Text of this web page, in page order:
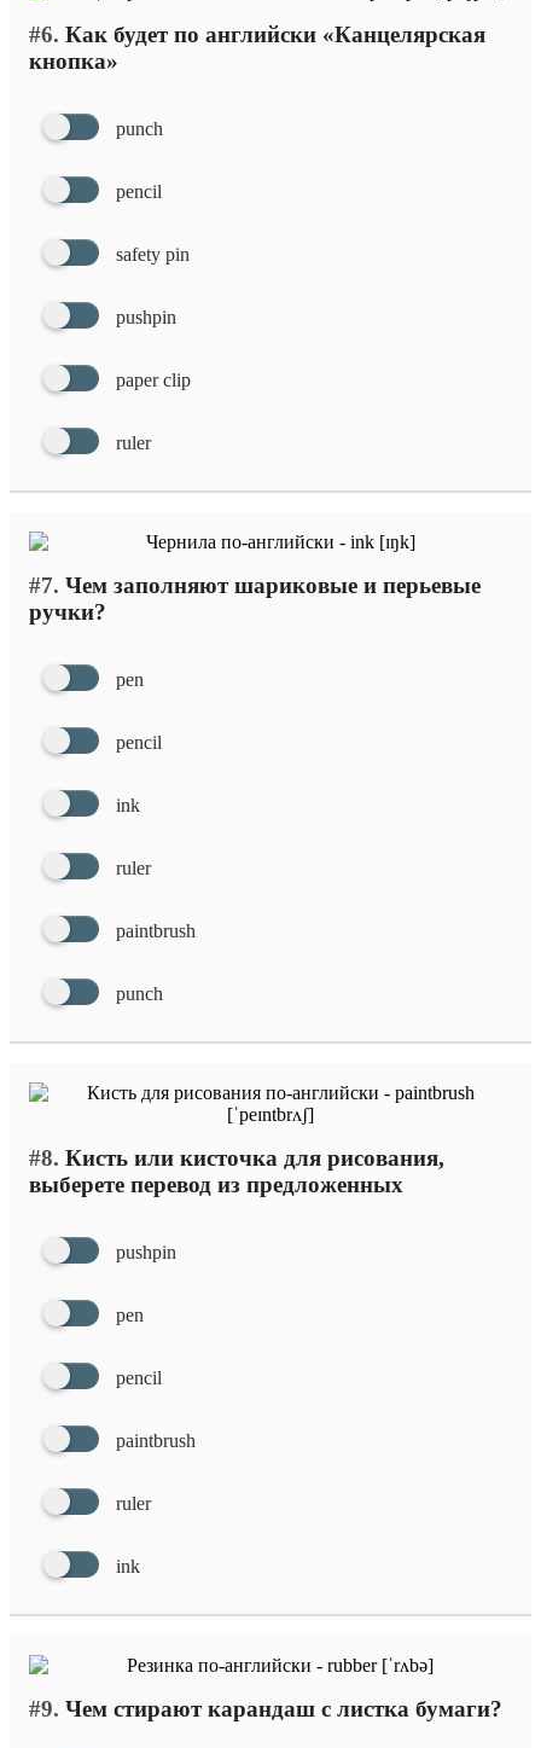
#6. Как будет по английски «Канцелярская
кнопка»
punch
pencil
safety pin
pushpin
paper clip
ruler
#7. Чем заполняют шариковые и перьевые
ручки?
pen
pencil
ink
ruler
paintbrush
punch
#8. Кисть или кисточка для рисования,
выберете перевод из предложенных
pushpin
pen
pencil
paintbrush
ruler
ink
#9. Чем стирают карандаш с листка бумаги?